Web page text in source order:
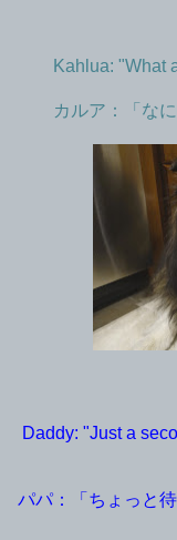
Kahlua: "What
カルア：「な
Daddy: "Just a
パパ：「ちょっと